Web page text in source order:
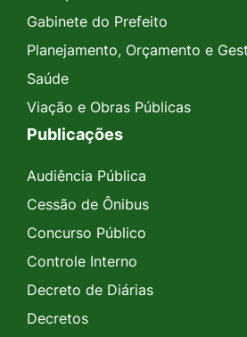
Gabinete do Prefeito
Planejamento, Orçamento e
Saúde
Viação e Obras Públicas
Publicações
Audiência Pública
Cessão de Ônibus
Concurso Público
Controle Interno
Decreto de Diárias
Decretos